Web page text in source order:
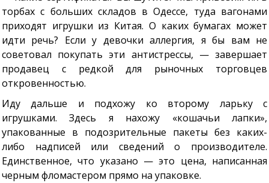
торбах с больших складов в Одессе, туда вагонами
приходят игрушки из Китая. О каких бумагах может
идти речь? Если у девочки аллергия, я бы вам не
советовал покупать эти антистрессы, — завершает
продавец с редкой для рыночных торговцев
откровенностью.
Иду дальше и подхожу ко второму ларьку с
игрушками. Здесь я нахожу «кошачьи лапки»,
упакованные в подозрительные пакеты без каких-
либо надписей или сведений о производителе.
Единственное, что указано — это цена, написанная
черным фломастером прямо на упаковке.